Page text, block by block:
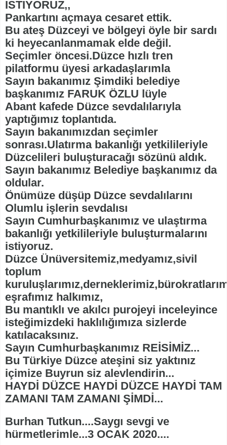
İSTİYORUZ,,
Pankartını açmaya cesaret ettik.
Bu ateş Düzceyi ve bölgeyi öyle bir sardı
ki heyecanlanmamak elde değil.
Seçimler öncesi.Düzce hızlı tren
pilatformu üyesi arkadaşlarımla
Sayın bakanımız Şimdiki belediye
başkanımız FARUK ÖZLU lüyle
Abant kafede Düzce sevdalılarıyla
yaptığımız toplantıda.
Sayın bakanımızdan seçimler
sonrası.Ulatırma bakanlığı yetkilileriyle
Düzcelileri buluşturacağı sözünü aldık.
Sayın bakanımız Belediye başkanımız da
oldular.
Önümüze düşüp Düzce sevdalılarını
Olumlu işlerin sevdalısı
Sayın Cumhurbaşkanımız ve ulaştırma
bakanlığı yetkilileriyle buluşturmalarını
istiyoruz.
Düzce Ünüversitemiz,medyamız,sivil
toplum
eşrafımız halkımız,
Bu mantıklı ve akılcı purojeyi inceleyince
isteğimizdeki haklılığımıza sizlerde
katılacaksınız.
Sayın Cumhurbaşkanımız REİSİMİZ...
Bu Türkiye Düzce ateşini siz yaktınız
içimize Buyrun siz alevlendirin...
HAYDİ DÜZCE HAYDİ DÜZCE HAYDİ TAM
ZAMANI TAM ZAMANI ŞİMDİ...
Burhan Tutkun....Saygı sevgi ve
hürmetlerimle...3 OCAK 2020....